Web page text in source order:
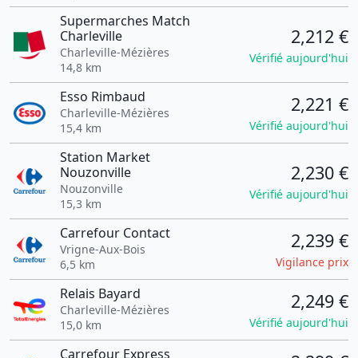
Supermarches Match
Charleville
Charleville-Mézières
14,8 km
2,212 €
Vérifié aujourd'hui
Esso Rimbaud
Charleville-Mézières
15,4 km
2,221 €
Vérifié aujourd'hui
Station Market
Nouzonville
Nouzonville
15,3 km
2,230 €
Vérifié aujourd'hui
Carrefour Contact
Vrigne-Aux-Bois
6,5 km
2,239 €
Vigilance prix
Relais Bayard
Charleville-Mézières
15,0 km
2,249 €
Vérifié aujourd'hui
Carrefour Express